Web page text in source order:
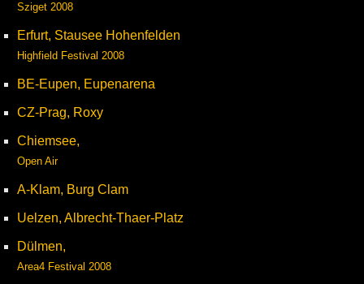
Sziget 2008
Erfurt, Stausee Hohenfelden
Highfield Festival 2008
BE-Eupen, Eupenarena
CZ-Prag, Roxy
Chiemsee,
Open Air
A-Klam, Burg Clam
Uelzen, Albrecht-Thaer-Platz
Dülmen,
Area4 Festival 2008